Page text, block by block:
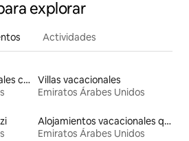
explorar
Actividades
Alojamientos vacacionales con piscina
Villas vacacionales
Emiratos Árabes Unidos
Alojamientos vacacionales que admiten mascotas
Emiratos Árabes Unidos